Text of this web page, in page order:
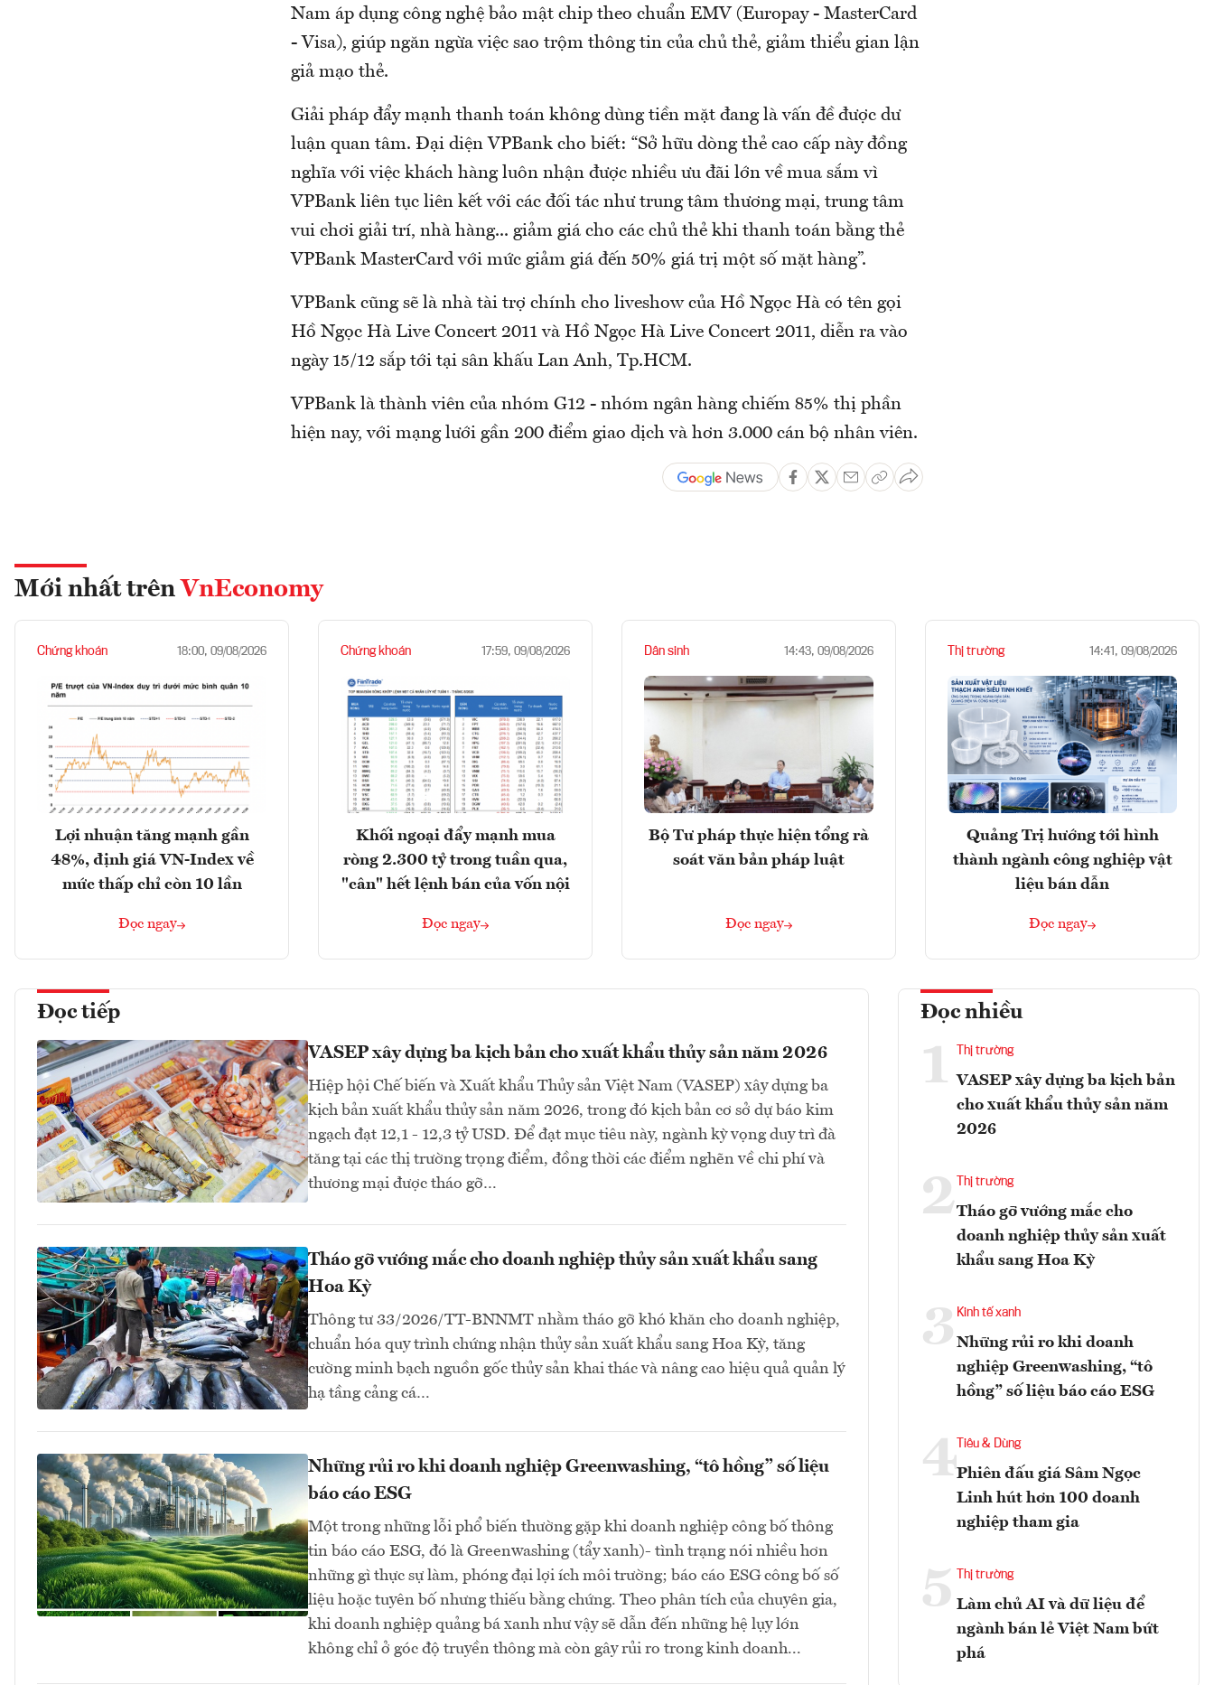
Nam áp dụng công nghệ bảo mật chip theo chuẩn EMV (Europay - MasterCard
- Visa), giúp ngăn ngừa việc sao trộm thông tin của chủ thẻ, giảm thiểu gian lận
giả mạo thẻ.
Giải pháp đẩy mạnh thanh toán không dùng tiền mặt đang là vấn đề được dư
luận quan tâm. Đại diện VPBank cho biết: “Sở hữu dòng thẻ cao cấp này đồng
nghĩa với việc khách hàng luôn nhận được nhiều ưu đãi lớn về mua sắm vì
VPBank liên tục liên kết với các đối tác như trung tâm thương mại, trung tâm
vui chơi giải trí, nhà hàng... giảm giá cho các chủ thẻ khi thanh toán bằng thẻ
VPBank MasterCard với mức giảm giá đến 50% giá trị một số mặt hàng”.
VPBank cũng sẽ là nhà tài trợ chính cho liveshow của Hồ Ngọc Hà có tên gọi
Hồ Ngọc Hà Live Concert 2011 và Hồ Ngọc Hà Live Concert 2011, diễn ra vào
ngày 15/12 sắp tới tại sân khấu Lan Anh, Tp.HCM.
VPBank là thành viên của nhóm G12 - nhóm ngân hàng chiếm 85% thị phần
hiện nay, với mạng lưới gần 200 điểm giao dịch và hơn 3.000 cán bộ nhân viên.
Mới nhất trên VnEconomy
Chứng khoán 18:00, 09/08/2026
Lợi nhuận tăng mạnh gần
48%, định giá VN-Index về
mức thấp chỉ còn 10 lần
Đọc ngay
Chứng khoán 17:59, 09/08/2026
Khối ngoại đẩy mạnh mua
ròng 2.300 tỷ trong tuần qua,
"cân" hết lệnh bán của vốn nội
Đọc ngay
Dân sinh 14:43, 09/08/2026
Bộ Tư pháp thực hiện tổng rà
soát văn bản pháp luật
Đọc ngay
Thị trường 14:41, 09/08/2026
Quảng Trị hướng tới hình
thành ngành công nghiệp vật
liệu bán dẫn
Đọc ngay
Đọc tiếp
VASEP xây dựng ba kịch bản cho xuất khẩu thủy sản năm 2026
Hiệp hội Chế biến và Xuất khẩu Thủy sản Việt Nam (VASEP) xây dựng ba
kịch bản xuất khẩu thủy sản năm 2026, trong đó kịch bản cơ sở dự báo kim
ngạch đạt 12,1 - 12,3 tỷ USD. Để đạt mục tiêu này, ngành kỳ vọng duy trì đà
tăng tại các thị trường trọng điểm, đồng thời các điểm nghẽn về chi phí và
thương mại được tháo gỡ…
Tháo gỡ vướng mắc cho doanh nghiệp thủy sản xuất khẩu sang
Hoa Kỳ
Thông tư 33/2026/TT-BNNMT nhằm tháo gỡ khó khăn cho doanh nghiệp,
chuẩn hóa quy trình chứng nhận thủy sản xuất khẩu sang Hoa Kỳ, tăng
cường minh bạch nguồn gốc thủy sản khai thác và nâng cao hiệu quả quản lý
hạ tầng cảng cá…
Những rủi ro khi doanh nghiệp Greenwashing, “tô hồng” số liệu
báo cáo ESG
Một trong những lỗi phổ biến thường gặp khi doanh nghiệp công bố thông
tin báo cáo ESG, đó là Greenwashing (tẩy xanh)- tình trạng nói nhiều hơn
những gì thực sự làm, phóng đại lợi ích môi trường; báo cáo ESG công bố số
liệu hoặc tuyên bố nhưng thiếu bằng chứng. Theo phân tích của chuyên gia,
khi doanh nghiệp quảng bá xanh như vậy sẽ dẫn đến những hệ lụy lớn
không chỉ ở góc độ truyền thông mà còn gây rủi ro trong kinh doanh...
Đọc nhiều
1 Thị trường
VASEP xây dựng ba kịch bản
cho xuất khẩu thủy sản năm
2026
2 Thị trường
Tháo gỡ vướng mắc cho
doanh nghiệp thủy sản xuất
khẩu sang Hoa Kỳ
3 Kinh tế xanh
Những rủi ro khi doanh
nghiệp Greenwashing, “tô
hồng” số liệu báo cáo ESG
4 Tiêu & Dùng
Phiên đấu giá Sâm Ngọc
Linh hút hơn 100 doanh
nghiệp tham gia
5 Thị trường
Làm chủ AI và dữ liệu để
ngành bán lẻ Việt Nam bứt
phá